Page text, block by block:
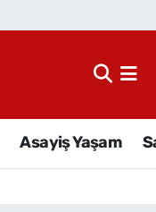
Asayiş Yaşam